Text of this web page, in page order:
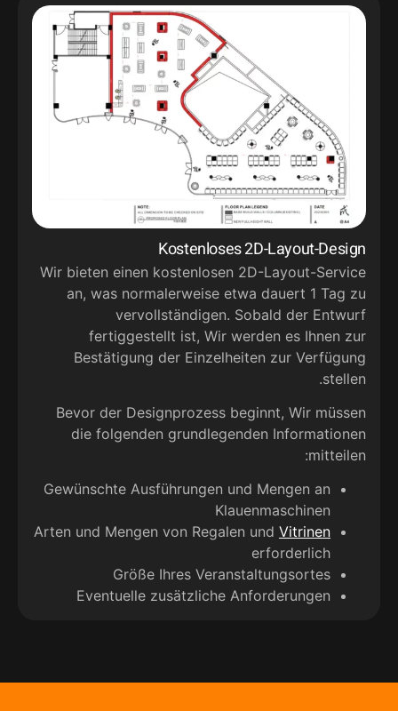
Kostenloses 2D-Layout-Design
Wir bieten einen kostenlosen 2D-Layout-Service
an, was normalerweise etwa dauert 1 Tag zu
vervollständigen. Sobald der Entwurf
fertiggestellt ist, Wir werden es Ihnen zur
Bestätigung der Einzelheiten zur Verfügung
stellen.
Bevor der Designprozess beginnt, Wir müssen
die folgenden grundlegenden Informationen
mitteilen:
Gewünschte Ausführungen und Mengen an
Klauenmaschinen
Arten und Mengen von Regalen und Vitrinen
erforderlich
Größe Ihres Veranstaltungsortes
Eventuelle zusätzliche Anforderungen